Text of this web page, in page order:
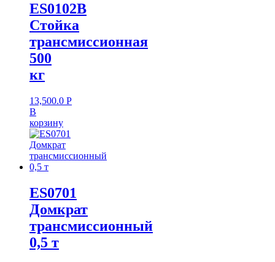
ES0102B
Стойка
трансмиссионная
500
кг
13,500.0 Р
В
корзину
ES0701
Домкрат
трансмиссионный
0,5 т